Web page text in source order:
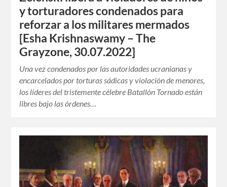
y torturadores condenados para
reforzar a los militares mermados
[Esha Krishnaswamy – The
Grayzone, 30.07.2022]
Una vez condenados por las autoridades ucranianas y
encarcelados por torturas sádicas y violación de menores,
los líderes del tristemente célebre Batallón Tornado están
libres bajo las órdenes…